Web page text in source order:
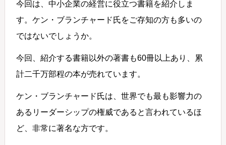
今回は、中小企業の経営に役立つ書籍を紹介しま
す。ケン・ブランチャード氏をご存知の方も多いの
ではないでしょうか。
今回、紹介する書籍以外の著書も60冊以上あり、累
計二千万部程の本が売れています。
ケン・ブランチャード氏は、世界でも最も影響力の
あるリーダーシップの権威であると言われているほ
ど、非常に著名な方です。